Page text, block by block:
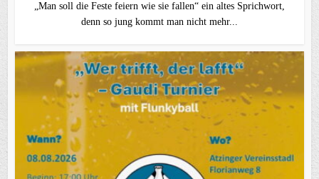
„Man soll die Feste feiern wie sie fallen“ ein altes Sprichwort,
denn so jung kommt man nicht mehr...